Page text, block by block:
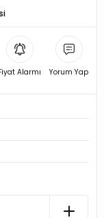
Alarmı Yorum Yap